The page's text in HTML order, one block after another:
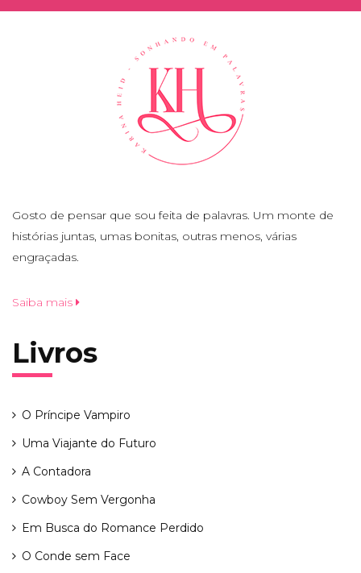
Gosto de pensar que sou feita de palavras. Um monte de
histórias juntas, umas bonitas, outras menos, várias
engraçadas.
Saiba mais
Livros
O Príncipe Vampiro
Uma Viajante do Futuro
A Contadora
Cowboy Sem Vergonha
Em Busca do Romance Perdido
O Conde sem Face